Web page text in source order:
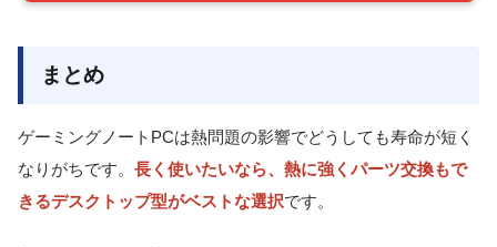
まとめ
ゲーミングノートPCは熱問題の影響でどうしても寿命が短く
なりがちです。 長く使いたいなら、熱に強くパーツ交換もで
きるデスクトップ型がベストな選択です。